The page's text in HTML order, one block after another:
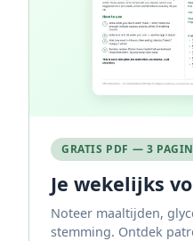
GRATIS PDF — 3
Je wekelijks
Noteer maaltijden,
stemming. Ontdek